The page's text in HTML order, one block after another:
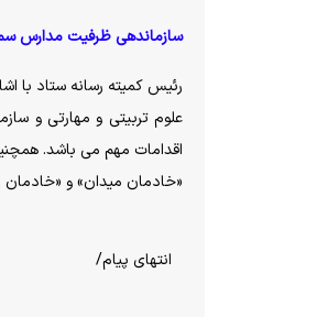
سازماندهی ظرفیت مدارس
رئیس کمیته رسانه ستاد با
علوم تربیتی و مهارتی و
اقدامات مهم می باشد.
«خادمان میدان» و «خادمان
انتهای پیام/